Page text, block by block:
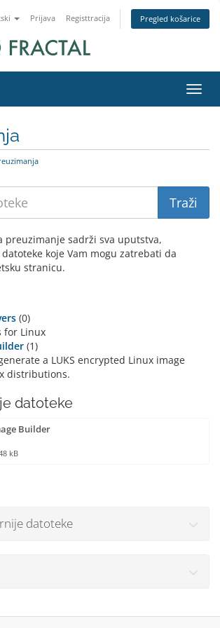
Prijava Registtracija Pregled košarice
preuzimanje sadrži sva uputstva,
koje Vam mogu zatrebati da
stranicu.
(0)
for Linux
(1)
a LUKS encrypted Linux image
distributions.
datoteke
Builder
kB
datoteke